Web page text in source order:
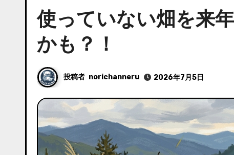
使っていない畑を来
かも？！
投稿者 norichanneru 2026年7月5日